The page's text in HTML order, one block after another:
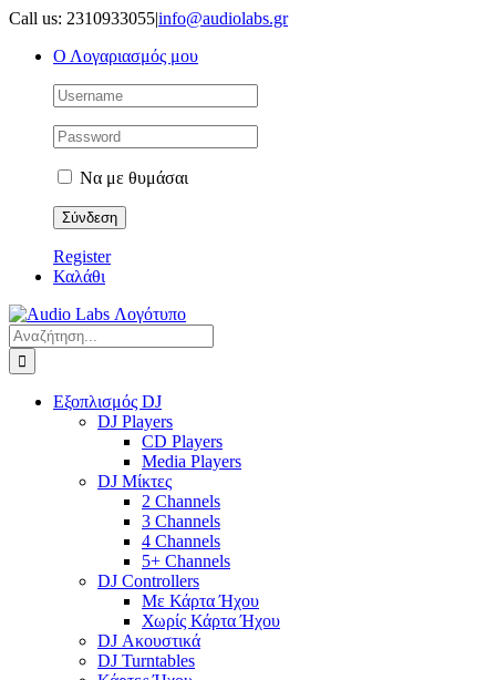
Μετάβαση
περιεχόμενο
Call us: 2310933055|info@audiolabs.gr
Ο Λογαριασμός μου
Να με θυμάσαι
Register
Καλάθι
Αναζήτηση
για:
Εξοπλισμός DJ
DJ Players
CD Players
Media Players
DJ Μίκτες
2 Channels
3 Channels
4 Channels
5+ Channels
DJ Controllers
Με Κάρτα Ήχου
Χωρίς Κάρτα Ήχου
DJ Ακουστικά
DJ Turntables